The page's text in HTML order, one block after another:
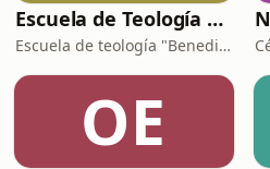
Escuela de Teología Benedicto XVI
Escuela de teología "Benedicto XVI"
OE